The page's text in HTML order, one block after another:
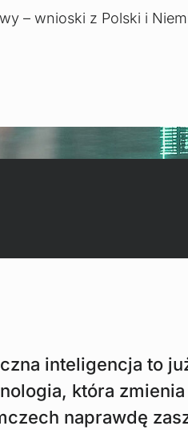
– wnioski z Polski i
inteligencja to
która
naprawdę